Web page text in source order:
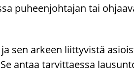
pu­heen­joh­ta­jan tai
sen ar­keen liit­ty­vis­tä
antaa tar­vit­taes­sa